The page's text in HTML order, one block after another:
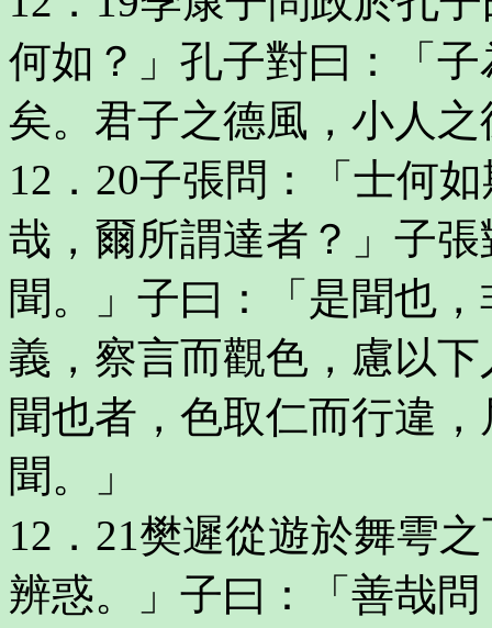
何如？」孔子對曰：「
矣。君子之德風，小人
12．20子張問：「士何
哉，爾所謂達者？」子
聞。」子曰：「是聞也
義，察言而觀色，慮以
聞也者，色取仁而行違
聞。」
12．21樊遲從遊於舞雩
辨惑。」子曰：「善哉